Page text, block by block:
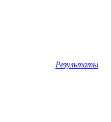
Результаты